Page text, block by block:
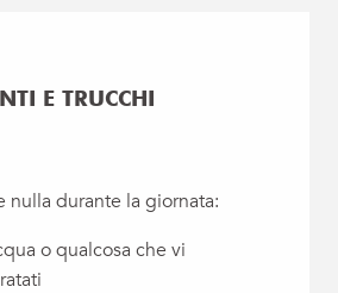
E TRUCCHI
nulla durante la giornata:
o qualcosa che vi